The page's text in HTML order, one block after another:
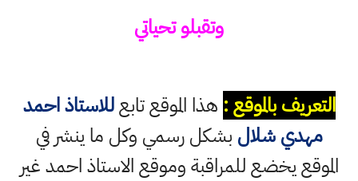
وتقبلو تحياتي
التعريف بالموقع : هذا الموقع تابعللاستاذ احمد
مهدي شلال بشكل رسمي وكل ما ينشر في
الموقع يخضع للمراقبة وموقع الاستاذ احمد غير